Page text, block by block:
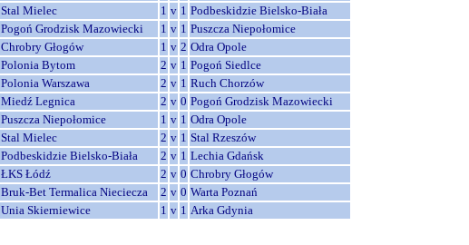
Stal Mielec 1 v 1 Podbeskidzie Bielsko-Biała
Pogoń Grodzisk Mazowiecki 1 v 1 Puszcza Niepołomice
Chrobry Głogów 1 v 2 Odra Opole
Polonia Bytom 2 v 1 Pogoń Siedlce
Polonia Warszawa 2 v 1 Ruch Chorzów
Miedź Legnica 2 v 0 Pogoń Grodzisk Mazowiecki
Puszcza Niepołomice 1 v 1 Odra Opole
Stal Mielec 2 v 1 Stal Rzeszów
Podbeskidzie Bielsko-Biała 2 v 1 Lechia Gdańsk
ŁKS Łódź 2 v 0 Chrobry Głogów
Bruk-Bet Termalica Nieciecza 2 v 0 Warta Poznań
Unia Skierniewice 1 v 1 Arka Gdynia